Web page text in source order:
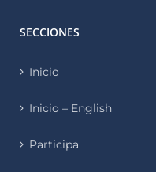
SECCIONES
Inicio
Inicio – English
Participa